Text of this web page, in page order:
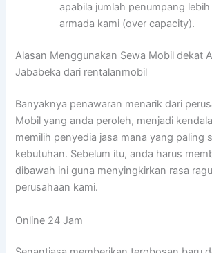
apabila jumlah penumpang
armada kami (over capacity).
Alasan Menggunakan Sewa Mobil dekat
Jababeka dari rentalanmobil
Banyaknya penawaran menarik dari
Mobil yang anda peroleh, menjadi
memilih penyedia jasa mana yang paling
kebutuhan. Sebelum itu, anda harus
dibawah ini guna menyingkirkan rasa
perusahaan kami.
Online 24 Jam